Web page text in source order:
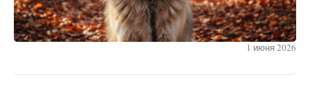
1 июня 2026